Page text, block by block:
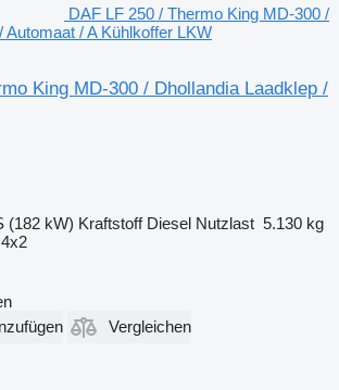
DAF LF 250 / Thermo King MD-300 /
Automaat / A Kühlkoffer LKW
King MD-300 / Dhollandia Laadklep /
(182 kW) Kraftstoff Diesel Nutzlast 5.130 kg
4x2
Vergleichen